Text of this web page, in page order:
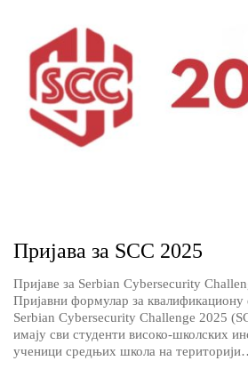
Пријава за SCC 2025
Пријаве за Serbian Cybersecurity
Пријавни формулар за
Serbian Cybersecurity Challenge 2025
имају сви студенти високо-школских
ученици средњих школа на